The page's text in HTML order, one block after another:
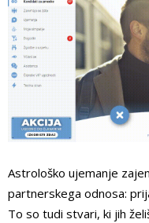
Astrološko ujemanje
partnerskega odnosa:
To so tudi stvari, ki jih